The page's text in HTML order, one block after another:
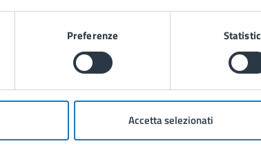
Preferenze
Accetta selezionati